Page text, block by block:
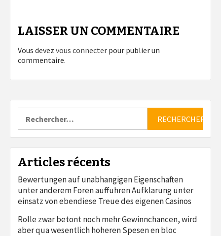
LAISSER UN COMMENTAIRE
Vous devez vous connecter pour publier un
commentaire.
Articles récents
Bewertungen auf unabhangigen Eigenschaften
unter anderem Foren auffuhren Aufklarung unter
einsatz von ebendiese Treue des eigenen Casinos
Rolle zwar betont noch mehr Gewinnchancen, wird
aber qua wesentlich hoheren Spesen en bloc